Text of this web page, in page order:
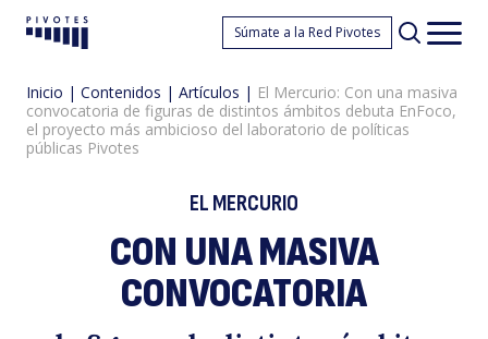
El
Pivotes Súmate a la Red Pivotes
Inicio | Contenidos | Artículos | El Mercurio: Con una masiva
convocatoria de figuras de distintos ámbitos debuta EnFoco,
el proyecto más ambicioso del laboratorio de políticas
públicas Pivotes
EL MERCURIO
CON UNA MASIVA
CONVOCATORIA